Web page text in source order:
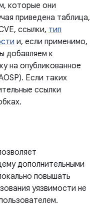
которые они
приведена таблица,
ссылки, тип
и, если применимо,
добавляем к
на опубликованное
Если таких
ссылки
дополнительными
повышать
уязвимости не